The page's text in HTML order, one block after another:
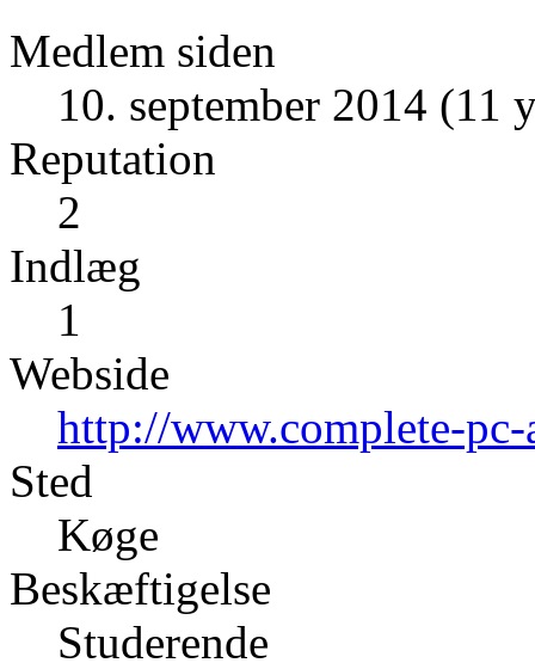
Medlem siden
10. september 2014 (11
Reputation
2
Indlæg
1
Webside
http://www.complete-pc-
Sted
Køge
Beskæftigelse
Studerende